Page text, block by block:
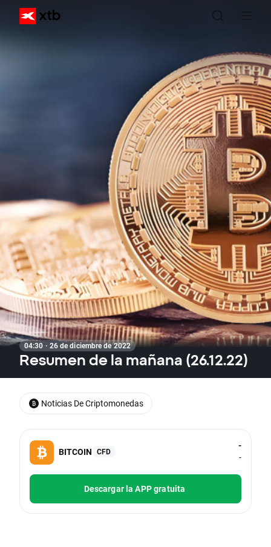
04:30 · 26 de diciembre de 2022
Resumen de la mañana (26.12.22)
BITCOIN CFD
-
-
Descargar la APP gratuita
Noticias De Criptomonedas